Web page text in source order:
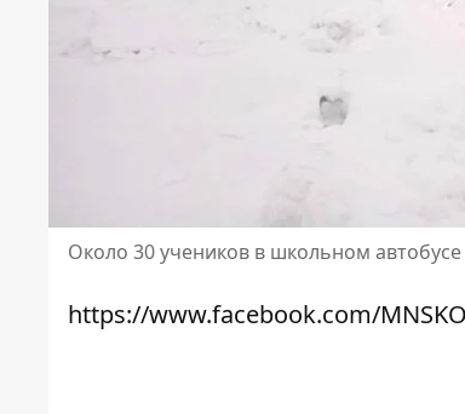
Около 30 учеников в школьном
https://www.facebook.com/